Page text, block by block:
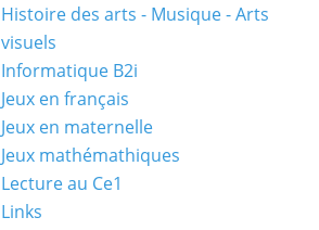
Histoire des arts - Musique - Arts
visuels
Informatique B2i
Jeux en français
Jeux en maternelle
Jeux mathémathiques
Lecture au Ce1
Links